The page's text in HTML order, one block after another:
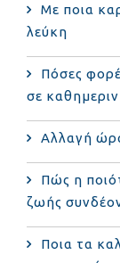
Με ποια
λεύκη
Πόσες
σε
Αλλαγή
Πώς η
ζωής
Ποια τα